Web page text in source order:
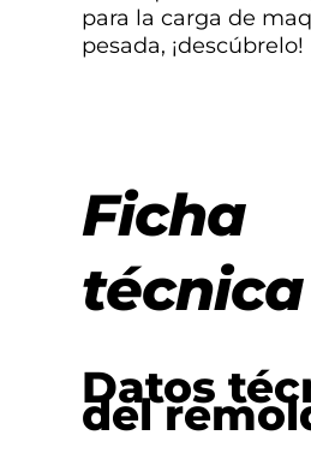
para la carga de
pesada, ¡descúbrelo!
Ficha
técnica
Datos
del